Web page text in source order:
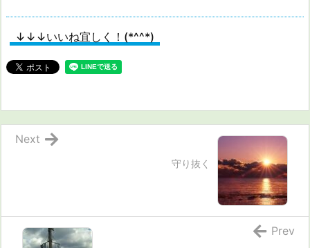
↓↓↓いいね宜しく！(*^^*)
守り抜く
Next
Prev